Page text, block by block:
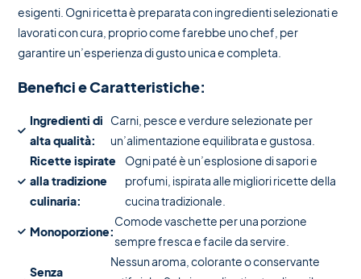
esigenti. Ogni ricetta è preparata con ingredienti selezionati e
lavorati con cura, proprio come farebbe uno chef, per
garantire un’esperienza di gusto unica e completa.
Benefici e Caratteristiche:
Ingredienti di
alta qualità:
Carni, pesce e verdure selezionate per
un’alimentazione equilibrata e gustosa.
Ricette ispirate
alla tradizione
culinaria:
Ogni paté è un’esplosione di sapori e
profumi, ispirata alle migliori ricette della
cucina tradizionale.
Monoporzione:
Comode vaschette per una porzione
sempre fresca e facile da servire.
Senza
Nessun aroma, colorante o conservante